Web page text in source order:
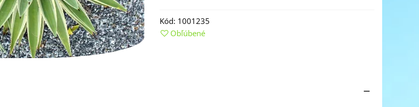
Kód: 1001235
Obľúbené